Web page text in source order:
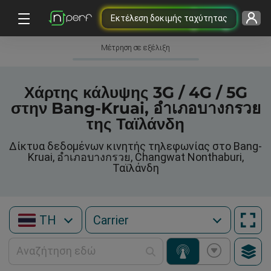
Εκτέλεση δοκιμής ταχύτητας
Μέτρηση σε εξέλιξη
Χάρτης κάλυψης 3G / 4G / 5G
στην Bang-Kruai, อำเภอบางกรวย
της Ταϊλάνδη
Δίκτυα δεδομένων κινητής τηλεφωνίας στο Bang-
Kruai, อำเภอบางกรวย, Changwat Nonthaburi,
Ταϊλάνδη
TH